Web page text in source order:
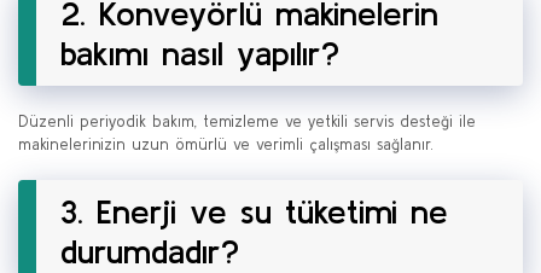
2. Konveyörlü makinelerin
bakımı nasıl yapılır?
Düzenli periyodik bakım, temizleme ve yetkili servis desteği ile
makinelerinizin uzun ömürlü ve verimli çalışması sağlanır.
3. Enerji ve su tüketimi ne
durumdadır?